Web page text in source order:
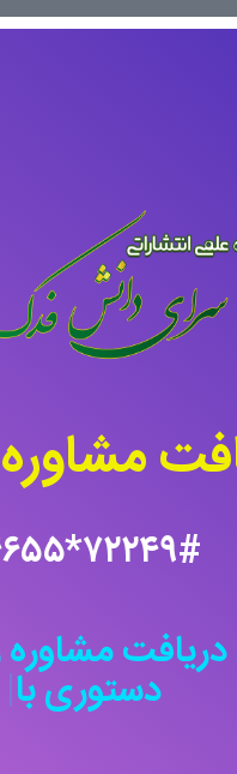
۷۲۲۴۹#*۶۶۵۵*
دریافت مشاوره
دستوری بالا را